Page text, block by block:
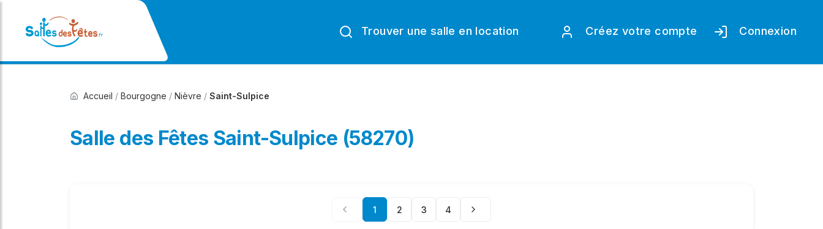
Trouver une salle en location Créez votre compte Connexion
Accueil / Bourgogne / Nièvre / Saint-Sulpice
Salle des Fêtes Saint-Sulpice (58270)
1 2 3 4